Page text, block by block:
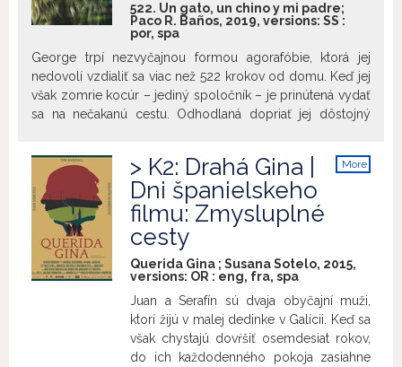
spoznať a vyrovnať sa sami so sebou.
522. Un gato, un chino y mi padre;
Paco R. Baños, 2019, versions: SS :
por, spa
George trpí nezvyčajnou formou agorafóbie, ktorá jej
nedovolí vzdialiť sa viac než 522 krokov od domu. Keď jej
však zomrie kocúr – jediný spoločník – je prinútená vydať
sa na nečakanú cestu. Odhodlaná dopriať jej dôstojný
odhalí, že medzi saudade a fado môže nájsť vlastný
spôsob, ako sa zmieriť so svojou minulosťou
More
> K2: Drahá Gina |
Dni španielskeho
filmu: Zmysluplné
cesty
Querida Gina ; Susana Sotelo, 2015,
versions: OR : eng, fra, spa
Juan a Serafín sú dvaja obyčajní muži,
ktorí žijú v malej dedinke v Galícii. Keď sa
však chystajú dovŕšiť osemdesiat rokov,
do ich každodenného pokoja zasiahne